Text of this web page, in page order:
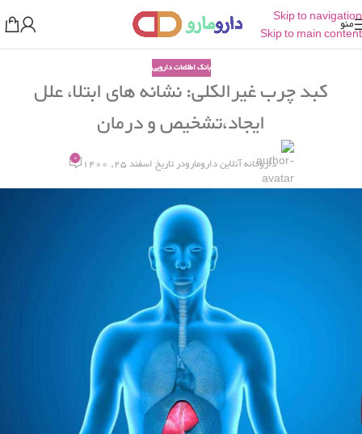
Skip to navigation
Skip to main content
منو
بانک اطلاعات دارویی
کبد چرب غیرالکلی: نشانه های ابتلا، علل
ایجاد،تشخیص و درمان
داروخانه آنلاین دارومارودر تاریخ اسفند 25, 1400 0